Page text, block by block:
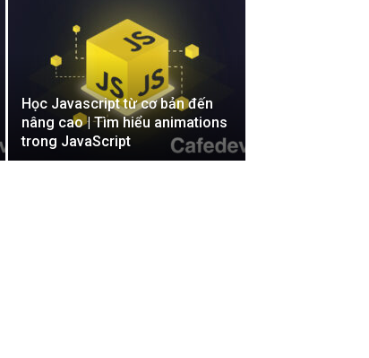
Học Javascript từ cơ bản đến
nâng cao | Tìm hiểu animations
trong JavaScript